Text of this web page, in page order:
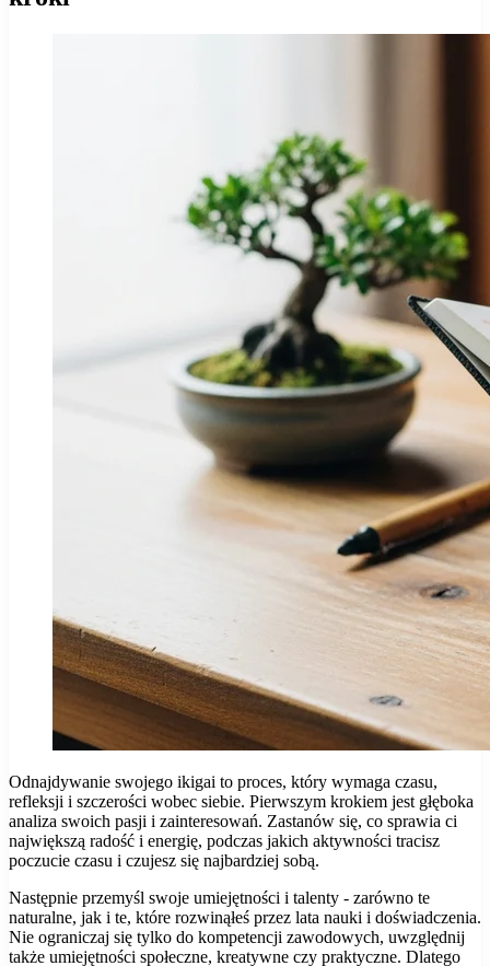
Odnajdywanie swojego ikigai to proces, który wymaga czasu,
refleksji i szczerości wobec siebie. Pierwszym krokiem jest głęboka
analiza swoich pasji i zainteresowań. Zastanów się, co sprawia ci
największą radość i energię, podczas jakich aktywności tracisz
poczucie czasu i czujesz się najbardziej sobą.
Następnie przemyśl swoje umiejętności i talenty - zarówno te
naturalne, jak i te, które rozwinąłeś przez lata nauki i doświadczenia.
Nie ograniczaj się tylko do kompetencji zawodowych, uwzględnij
także umiejętności społeczne, kreatywne czy praktyczne. Dlatego